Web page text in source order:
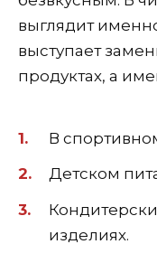
выглядит
выступает
продуктах, а
В
Детском
изделиях.